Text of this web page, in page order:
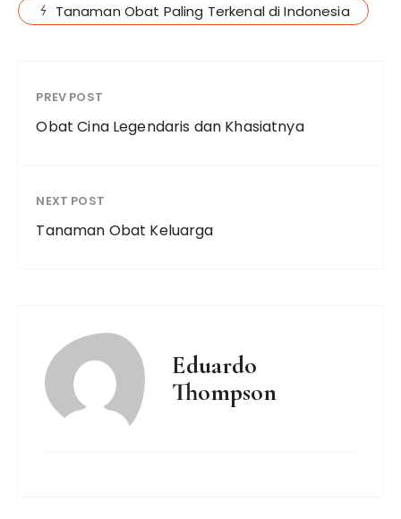
Tanaman Obat Paling Terkenal di Indonesia
PREV POST
Obat Cina Legendaris dan Khasiatnya
NEXT POST
Tanaman Obat Keluarga
Eduardo
Thompson